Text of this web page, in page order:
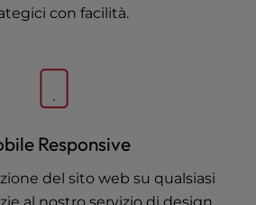
con facilità.
Responsive
del sito web su qualsiasi